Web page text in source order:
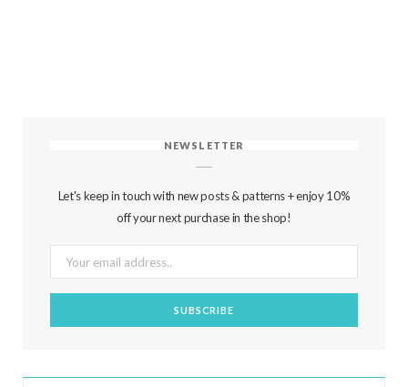
NEWSLETTER
Let's keep in touch with new posts & patterns + enjoy 10%
off your next purchase in the shop!